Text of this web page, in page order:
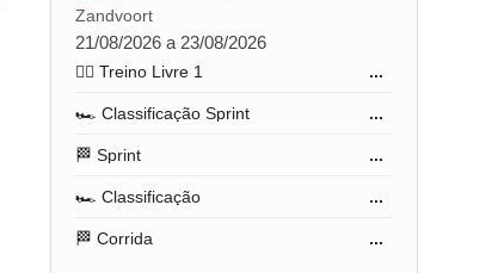
Zandvoort
21/08/2026 a 23/08/2026
🏋️‍♂️ Treino Livre 1 ...
🏎️ Classificação Sprint ...
🏁 Sprint ...
🏎️ Classificação ...
🏁 Corrida ...